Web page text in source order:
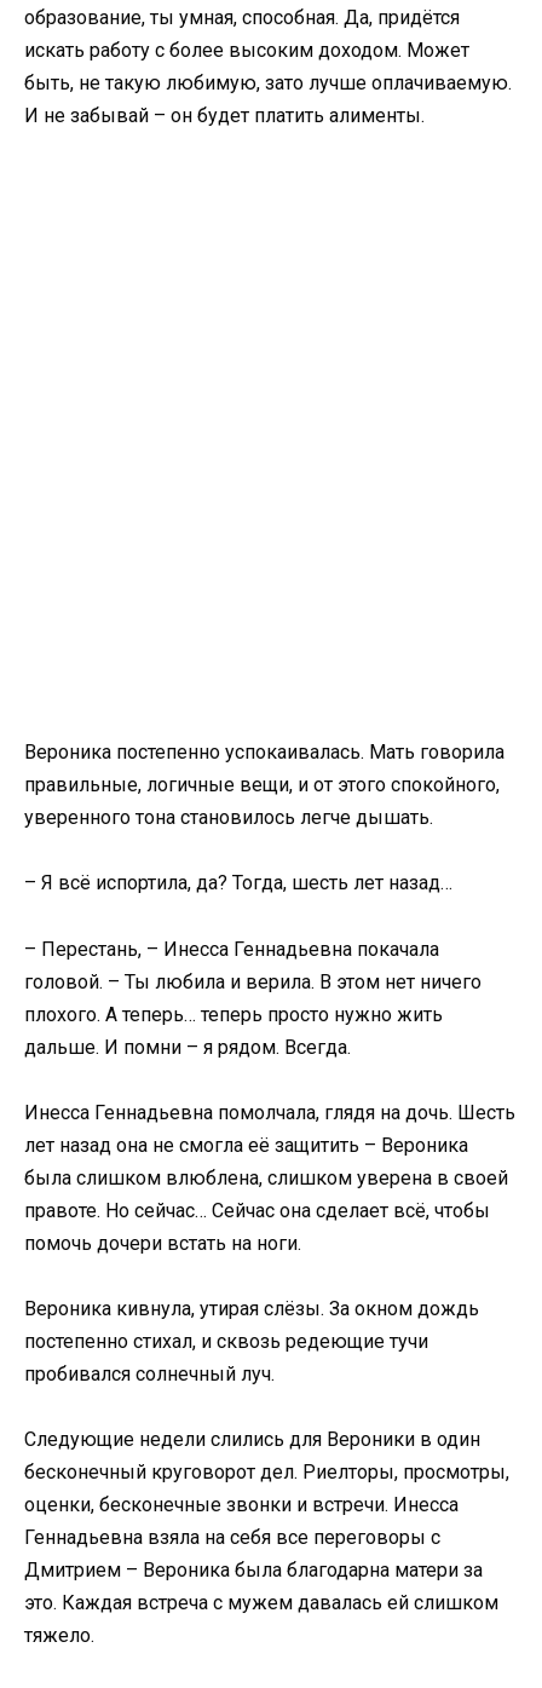
образование, ты умная, способная. Да, придётся
искать работу с более высоким доходом. Может
быть, не такую любимую, зато лучше оплачиваемую.
И не забывай – он будет платить алименты.
Вероника постепенно успокаивалась. Мать говорила
правильные, логичные вещи, и от этого спокойного,
уверенного тона становилось легче дышать.
– Я всё испортила, да? Тогда, шесть лет назад…
– Перестань, – Инесса Геннадьевна покачала
головой. – Ты любила и верила. В этом нет ничего
плохого. А теперь… теперь просто нужно жить
дальше. И помни – я рядом. Всегда.
Инесса Геннадьевна помолчала, глядя на дочь. Шесть
лет назад она не смогла её защитить – Вероника
была слишком влюблена, слишком уверена в своей
правоте. Но сейчас… Сейчас она сделает всё, чтобы
помочь дочери встать на ноги.
Вероника кивнула, утирая слёзы. За окном дождь
постепенно стихал, и сквозь редеющие тучи
пробивался солнечный луч.
Следующие недели слились для Вероники в один
бесконечный круговорот дел. Риелторы, просмотры,
оценки, бесконечные звонки и встречи. Инесса
Геннадьевна взяла на себя все переговоры с
Дмитрием – Вероника была благодарна матери за
это. Каждая встреча с мужем давалась ей слишком
тяжело.